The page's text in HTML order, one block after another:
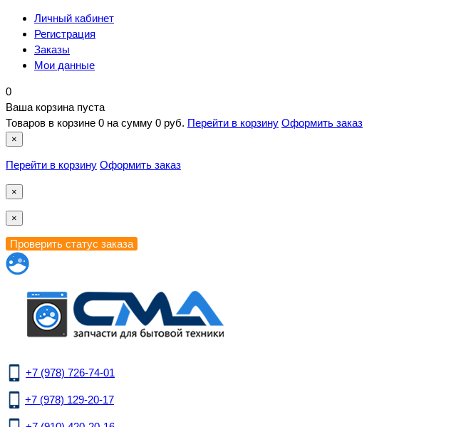
Личный кабинет
Регистрация
Заказы
Мои данные
0
Ваша корзина пуста
Товаров в корзине 0 на сумму 0 руб. Перейти в корзину Оформить заказ
×
Перейти в корзину Оформить заказ
×
×
+7 (978) 726-74-01
+7 (978) 129-20-17